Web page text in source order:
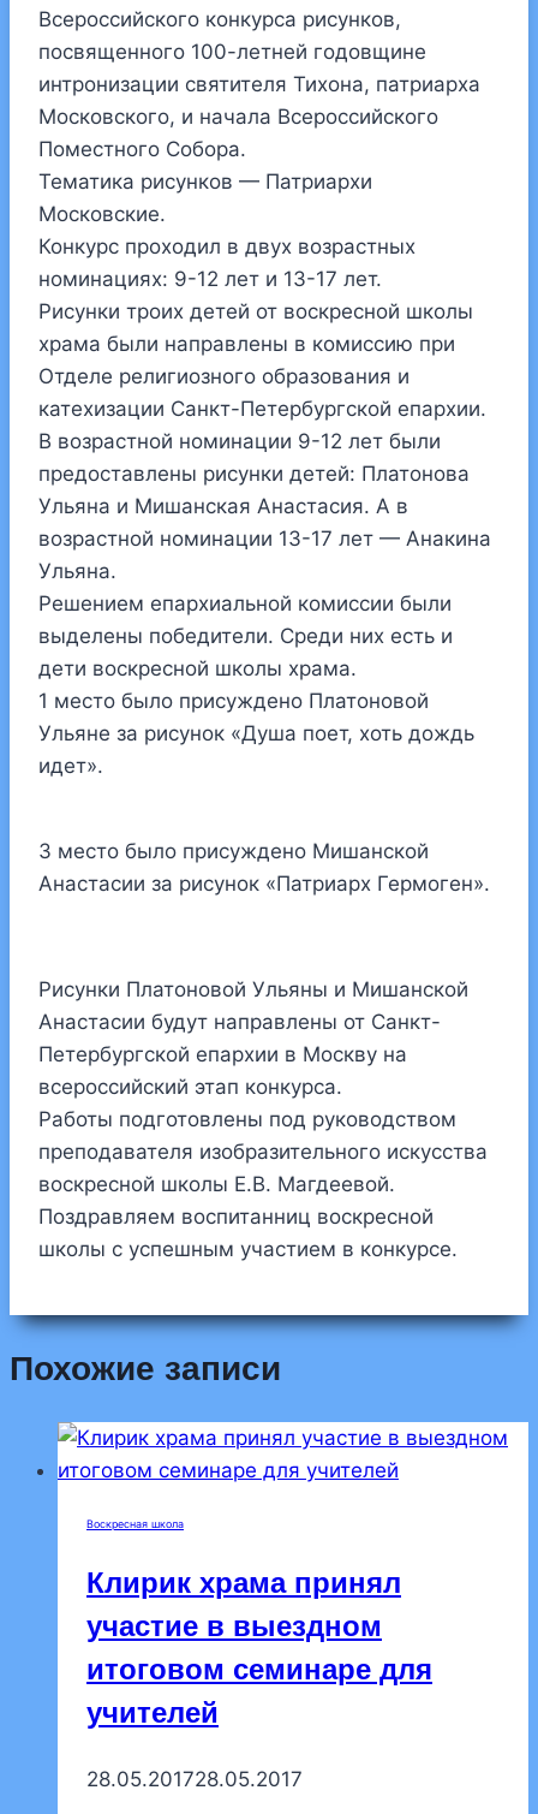
Всероссийского конкурса рисунков,
посвященного 100-летней годовщине
интронизации святителя Тихона, патриарха
Московского, и начала Всероссийского
Поместного Собора.
Тематика рисунков — Патриархи
Московские.
Конкурс проходил в двух возрастных
номинациях: 9-12 лет и 13-17 лет.
Рисунки троих детей от воскресной школы
храма были направлены в комиссию при
Отделе религиозного образования и
катехизации Санкт-Петербургской епархии.
В возрастной номинации 9-12 лет были
предоставлены рисунки детей: Платонова
Ульяна и Мишанская Анастасия. А в
возрастной номинации 13-17 лет — Анакина
Ульяна.
Решением епархиальной комиссии были
выделены победители. Среди них есть и
дети воскресной школы храма.
1 место было присуждено Платоновой
Ульяне за рисунок «Душа поет, хоть дождь
идет».
3 место было присуждено Мишанской
Анастасии за рисунок «Патриарх Гермоген».
Рисунки Платоновой Ульяны и Мишанской
Анастасии будут направлены от Санкт-
Петербургской епархии в Москву на
всероссийский этап конкурса.
Работы подготовлены под руководством
преподавателя изобразительного искусства
воскресной школы Е.В. Магдеевой.
Поздравляем воспитанниц воскресной
школы с успешным участием в конкурсе.
Похожие записи
Воскресная школа
Клирик храма принял
участие в выездном
итоговом семинаре для
учителей
28.05.201728.05.2017